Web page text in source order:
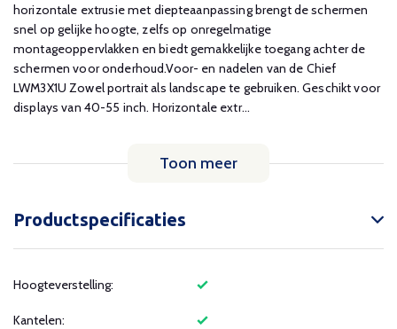
horizontale extrusie met diepteaanpassing brengt de schermen
snel op gelijke hoogte, zelfs op onregelmatige
montageoppervlakken en biedt gemakkelijke toegang achter de
schermen voor onderhoud.Voor- en nadelen van de Chief
LWM3X1U Zowel portrait als landscape te gebruiken. Geschikt voor
displays van 40-55 inch. Horizontale extr...
Toon meer
Productspecificaties
Hoogteverstelling:
Kantelen: